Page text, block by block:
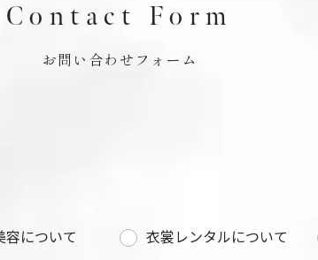
Contact Form
お問い合わせフォーム
容について 衣裳レンタルについて